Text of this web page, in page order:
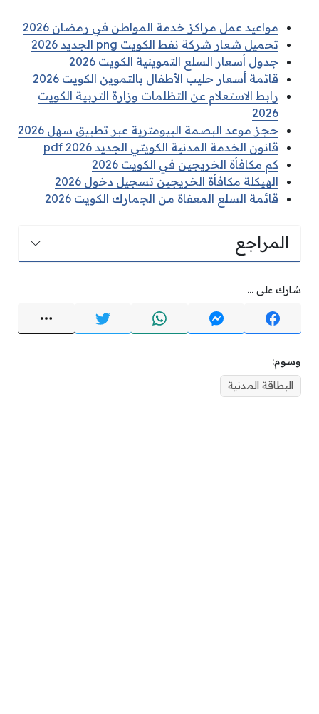
مواعيد عمل مراكز خدمة المواطن في رمضان 2026
تحميل شعار شركة نفط الكويت png الجديد 2026
جدول أسعار السلع التموينية الكويت 2026
قائمة أسعار حليب الأطفال بالتموين الكويت 2026
رابط الاستعلام عن التظلمات وزارة التربية الكويت
2026
حجز موعد البصمة البيومترية عبر تطبيق سهل 2026
قانون الخدمة المدنية الكويتي الجديد pdf 2026
كم مكافأة الخريجين في الكويت 2026
الهيكلة مكافأة الخريجين تسجيل دخول 2026
قائمة السلع المعفاة من الجمارك الكويت 2026
المراجع
شارك على ...
وسوم:
البطاقة المدنية